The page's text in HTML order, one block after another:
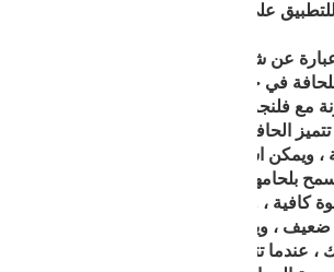
للتطبيق على توصيل أنابيب الضغط
عبارة عن شفة غير لحام ، والتي تعالج
في خيط الأنبوب وتربطها بالأنبوب
مع فلنجة اللحام المسطح أو شفة
تتميز الحافة الملولبة بخصائص التركيب
، ويمكن استخدامها في بعض خطوط
يُسمح بلحامها في الموقع. تتميز شفة
كافية ، ولكن ليس من السهل اللحام ،
ضعيف ، ويمكن أيضًا اختيار الفلنجة
، عندما تتغير درجة حرارة الأنبوب